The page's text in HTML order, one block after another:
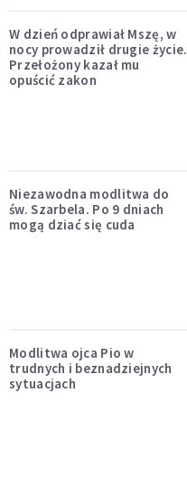
W dzień odprawiał Mszę, w
nocy prowadził drugie życie.
Przełożony kazał mu
opuścić zakon
Niezawodna modlitwa do
św. Szarbela. Po 9 dniach
mogą dziać się cuda
Modlitwa ojca Pio w
trudnych i beznadziejnych
sytuacjach